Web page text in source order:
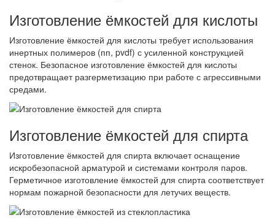
Изготовление ёмкостей для кислоты
Изготовление ёмкостей для кислоты требует использования
инертных полимеров (пп, pvdf) с усиленной конструкцией
стенок. Безопасное изготовление ёмкостей для кислоты
предотвращает разгерметизацию при работе с агрессивными
средами.
Изготовление ёмкостей для спирта
Изготовление ёмкостей для спирта включает оснащение
искробезопасной арматурой и системами контроля паров.
Герметичное изготовление ёмкостей для спирта соответствует
нормам пожарной безопасности для летучих веществ.